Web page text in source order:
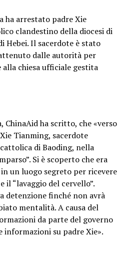
ha arrestato padre Xie
clandestino della diocesi di
Hebei. Il sacerdote è stato
dalle autorità per
chiesa ufficiale gestita
ChinaAid ha scritto, che «verso
Tianming, sacerdote
di Baoding, nella
Si è scoperto che era
un luogo segreto per ricevere
il “lavaggio del cervello”.
detenzione finché non avrà
mentalità. A causa del
da parte del governo
informazioni su padre Xie».